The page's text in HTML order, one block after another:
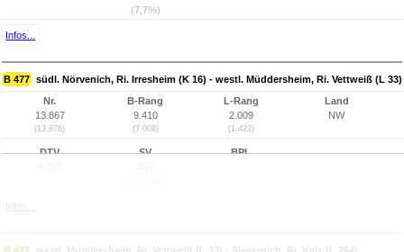
(7,7%)
Infos...
B 477 südl. Nörvenich, Ri. Irresheim (K 16) - westl. Müddersheim, Ri. Vettweiß (L 33)
Nr.
13.867
(13.876)
B-Rang
9.410
(7.008)
L-Rang
2.009
(1.422)
Land
NW
DTV
SV
BPL
Infos...